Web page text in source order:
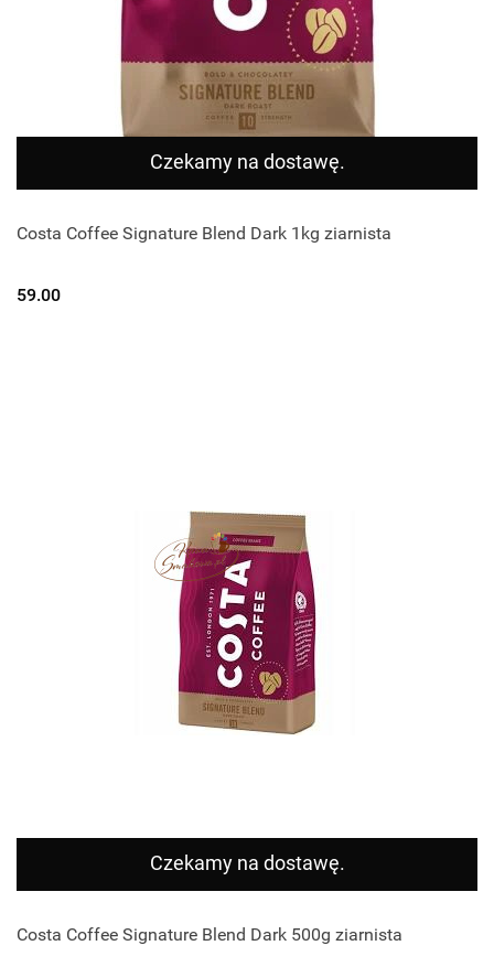
Czekamy na dostawę.
Costa Coffee Signature Blend Dark 1kg ziarnista
59.00
Czekamy na dostawę.
Costa Coffee Signature Blend Dark 500g ziarnista